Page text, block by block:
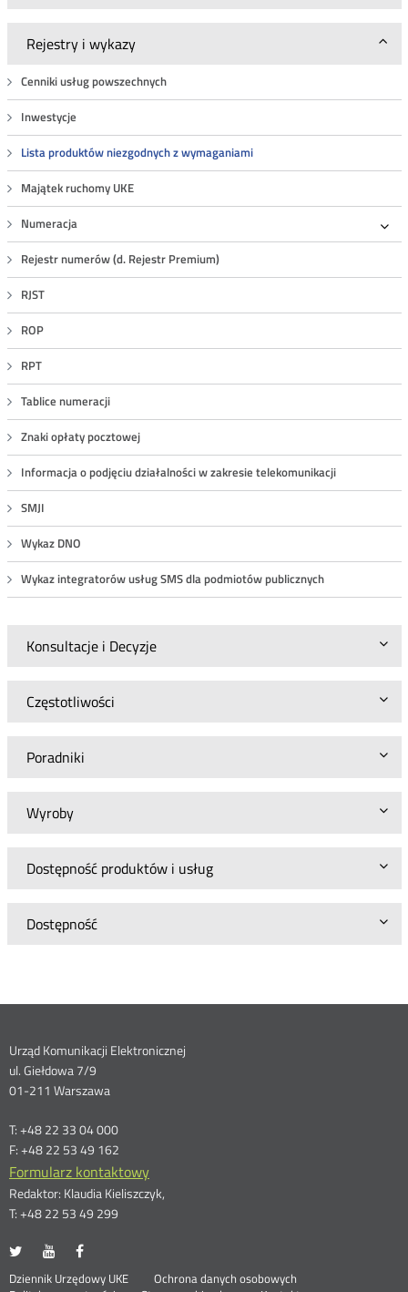
Rejestry i wykazy
Cenniki usług powszechnych
Inwestycje
Lista produktów niezgodnych z wymaganiami
Majątek ruchomy UKE
Numeracja
Rejestr numerów (d. Rejestr Premium)
RJST
ROP
RPT
Tablice numeracji
Znaki opłaty pocztowej
Informacja o podjęciu działalności w zakresie telekomunikacji
SMJI
Wykaz DNO
Wykaz integratorów usług SMS dla podmiotów publicznych
Konsultacje i Decyzje
Częstotliwości
Poradniki
Wyroby
Dostępność produktów i usług
Dostępność
Dane
kontaktowe
Urząd Komunikacji Elektronicznej
ul. Giełdowa 7/9
01-211 Warszawa
T: +48 22 33 04 000
F: +48 22 53 49 162
Formularz kontaktowy
Redaktor: Klaudia Kieliszczyk,
T: +48 22 53 49 299
UKE
portalu
Otwórz
nowym
UKE
portalu
Otwórz
nowymportalu
nowym
Dziennik Urzędowy UKE Otwórz
Ochrona danych osobowych